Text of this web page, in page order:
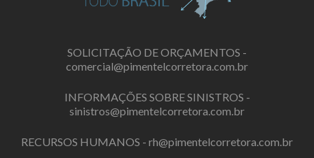
SOLICITAÇÃO DE ORÇAMENTOS -
comercial@pimentelcorretora.com.br
INFORMAÇÕES SOBRE SINISTROS -
sinistros@pimentelcorretora.com.br
RECURSOS HUMANOS - rh@pimentelcorretora.com.br